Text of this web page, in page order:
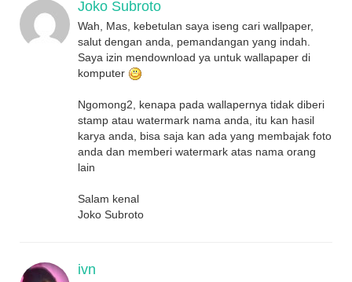
Joko Subroto
Wah, Mas, kebetulan saya iseng cari wallpaper,
salut dengan anda, pemandangan yang indah.
Saya izin mendownload ya untuk wallapaper di
komputer
Ngomong2, kenapa pada wallapernya tidak diberi
stamp atau watermark nama anda, itu kan hasil
karya anda, bisa saja kan ada yang membajak foto
anda dan memberi watermark atas nama orang
lain
Salam kenal
Joko Subroto
ivn